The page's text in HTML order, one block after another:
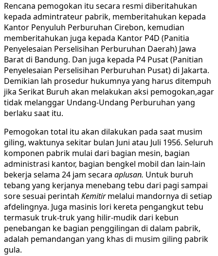
Rencana pemogokan itu secara resmi diberitahukan
kepada admintrateur pabrik, memberitahukan kepada
Kantor Penyuluh Perburuhan Cirebon, kemudian
memberitahukan juga kepada Kantor P4D (Panitia
Penyelesaian Perselisihan Perburuhan Daerah) Jawa
Barat di Bandung. Dan juga kepada P4 Pusat (Panitian
Penyelesaian Perselisihan Perburuhan Pusat) di Jakarta.
Demikian lah prosedur hukumnya yang harus ditempuh
jika Serikat Buruh akan melakukan aksi pemogokan,agar
tidak melanggar Undang-Undang Perburuhan yang
berlaku saat itu.
Pemogokan total itu akan dilakukan pada saat musim
giling, waktunya sekitar bulan Juni atau Juli 1956. Seluruh
komponen pabrik mulai dari bagian mesin, bagian
administrasi kantor, bagian bengkel mobil dan lain-lain
bekerja selama 24 jam secara aplusan. Untuk buruh
tebang yang kerjanya menebang tebu dari pagi sampai
sore sesuai perintah Kemitirmelalui mandornya di setiap
afdelingnya. Juga masinis lori kereta pengangkut tebu
termasuk truk-truk yang hilir-mudik dari kebun
penebangan ke bagian penggilingan di dalam pabrik,
adalah pemandangan yang khas di musim giling pabrik
gula.